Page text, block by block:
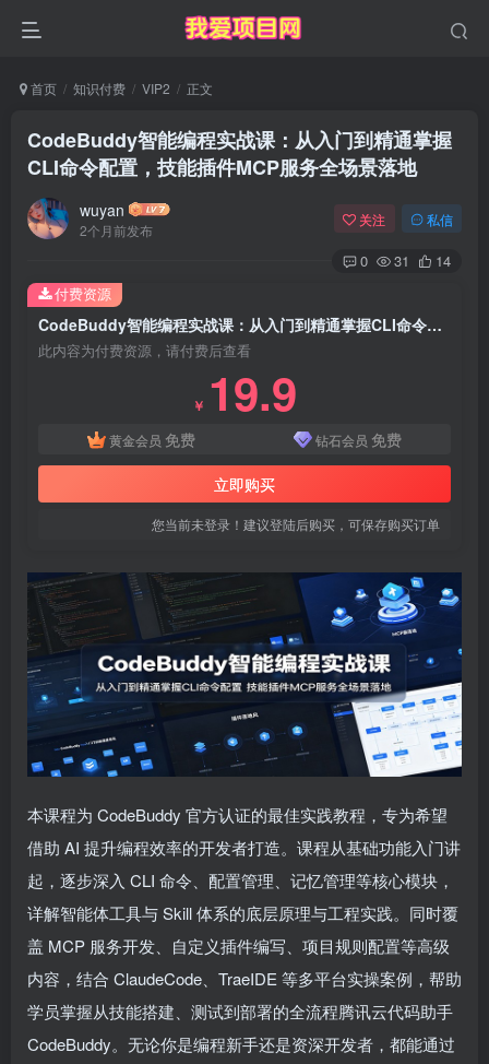
首页 知识付费 VIP2 正文
CodeBuddy智能编程实战课：从入门到精通掌握
CLI命令配置，技能插件MCP服务全场景落地
wuyan
2个月前发布
关注 私信
0 31 14
CodeBuddy智能编程实战课：从入门到精通掌握CLI命令配置，技能插件MCP服务全场景落地
此内容为付费资源，请付费后查看
￥ 19.9
黄金会员 免费 钻石会员 免费
立即购买
您当前未登录！建议登陆后购买，可保存购买订单
付费资源
本课程为 CodeBuddy 官方认证的最佳实践教程，专为希望
借助 AI 提升编程效率的开发者打造。课程从基础功能入门讲
起，逐步深入 CLI 命令、配置管理、记忆管理等核心模块，
详解智能体工具与 Skill 体系的底层原理与工程实践。同时覆
盖 MCP 服务开发、自定义插件编写、项目规则配置等高级
内容，结合 ClaudeCode、TraeIDE 等多平台实操案例，帮助
学员掌握从技能搭建、测试到部署的全流程腾讯云代码助手
CodeBuddy。无论你是编程新手还是资深开发者，都能通过